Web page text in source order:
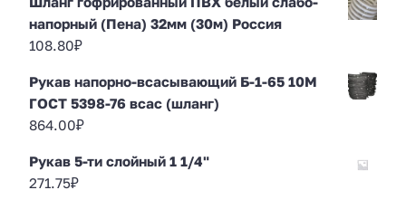
напорный (Пена) 32мм (30м) Россия
108.80₽
Рукав напорно-всасывающий Б-1-65 10М
ГОСТ 5398-76 всас (шланг)
864.00₽
Рукав 5-ти слойный 1 1/4"
271.75₽